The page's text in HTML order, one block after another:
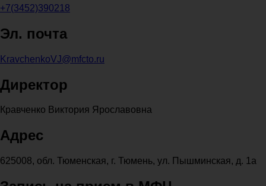
+7(3452)390218
Эл. почта
KravchenkoVJ@mfcto.ru
Директор
Кравченко Виктория Ярославовна
Адрес
625008, обл. Тюменская, г. Тюмень, ул. Пышминская, д. 1а